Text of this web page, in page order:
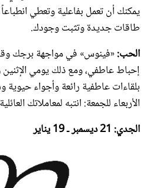
يمكنك أن تعمل بفاعلية وتعطي
طاقات جديدة وتثبت وجودك.
الحب:«فينوس» في مواجهة برجك
إحباط عاطفي، ومع ذلك يومي الإثنين
بلقاءات عاطفية رائعة وأجواء
الأربعاء للجمعة: انتبه لمعاملاتك
الجدي: 21 ديسمبر ـ 19 يناير